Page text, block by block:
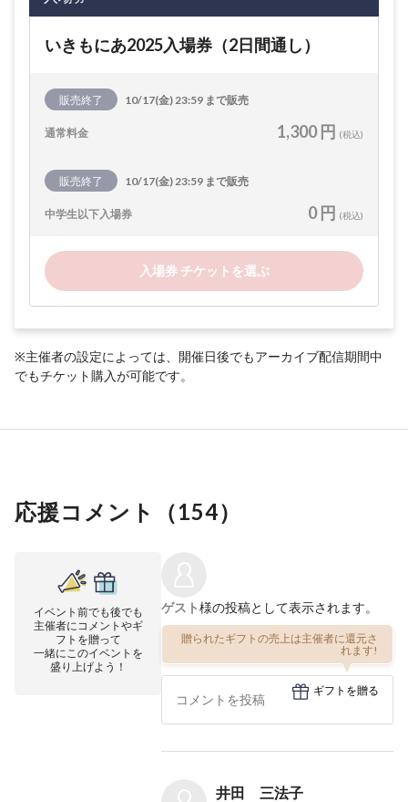
いきもにあ2025入場券（2日間通し）
販売終了 10/17(金) 23:59 まで販売
通常料金 1,300 円 (税込)
販売終了 10/17(金) 23:59 まで販売
中学生以下入場券 0 円 (税込)
入場券 チケットを選ぶ
※主催者の設定によっては、開催日後でもアーカイブ配信期間中
でもチケット購入が可能です。
応援コメント（154）
イベント前でも後でも
主催者にコメントやギ
フトを贈って
一緒にこのイベントを
盛り上げよう！
ゲスト様の投稿として表示されます。
贈られたギフトの売上は主催者に還元さ
れます!
ギフトを贈る
井田 三法子